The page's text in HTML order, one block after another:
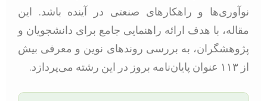
نوآوری‌ها و راهکارهای صنعتی در آینده باشد. این
مقاله، با هدف ارائه راهنمایی جامع برای دانشجویان و
پژوهشگران، به بررسی روندهای نوین و معرفی بیش
از ۱۱۳ عنوان پایان‌نامه بروز در این رشته می‌پردازد.